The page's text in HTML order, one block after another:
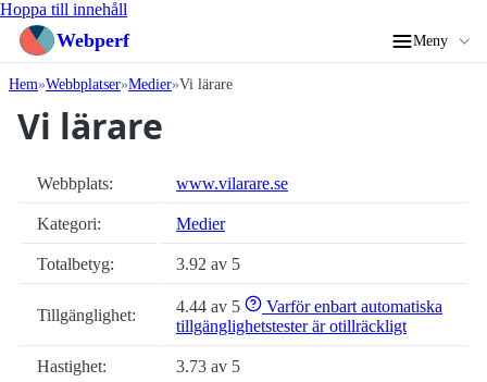
Hoppa till innehåll
Webperf Meny
Hem Webbplatser Medier Vi lärare
Vi lärare
Webbplats: www.vilarare.se
Kategori: Medier
Totalbetyg: 3.92 av 5
Tillgänglighet: 4.44 av 5
Varför enbart automatiska
tillgänglighetstester är otillräckligt
Hastighet: 3.73 av 5